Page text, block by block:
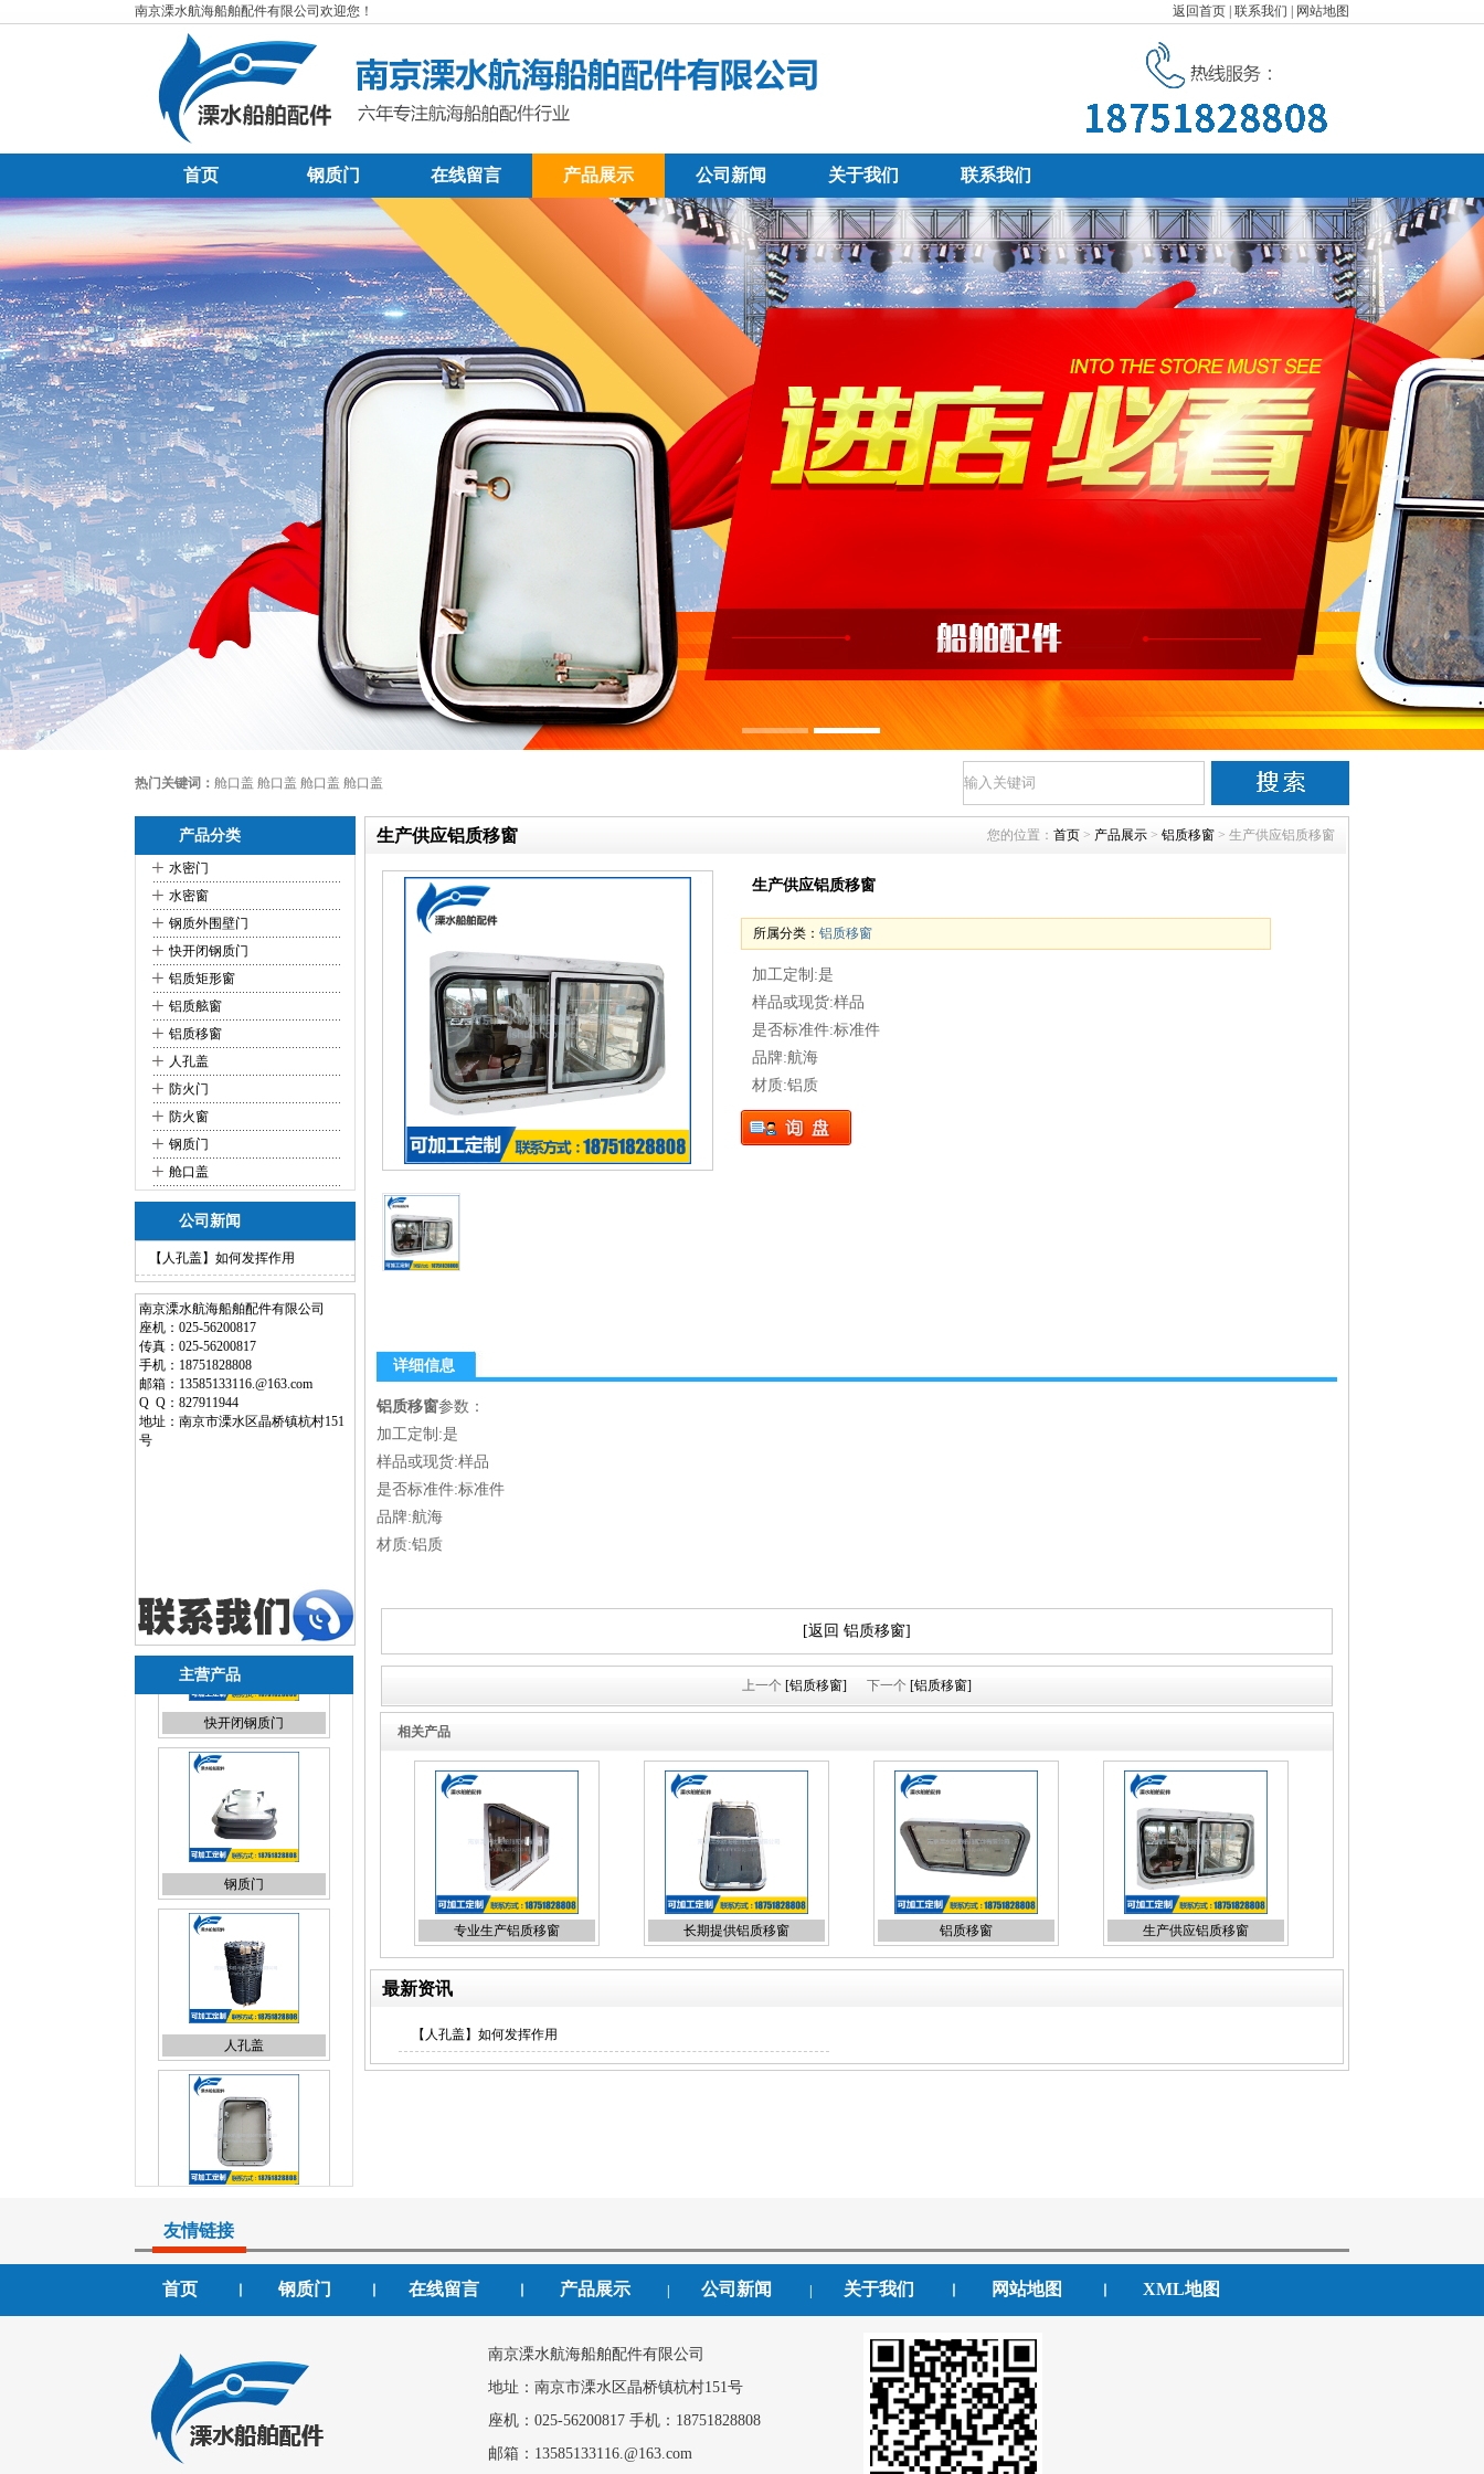
南京溧水航海船舶配件有限公司欢迎您！ 返回首页 联系我们 网站地图
首页 钢质门 在线留言 产品展示 公司新闻 关于我们 联系我们
热门关键词： 舱口盖 舱口盖 舱口盖 舱口盖
产品分类
+ 水密门
+ 水密窗
+ 钢质外围壁门
+ 快开闭钢质门
+ 铝质矩形窗
+ 铝质舷窗
+ 铝质移窗
+ 人孔盖
+ 防火门
+ 防火窗
+ 钢质门
+ 舱口盖
公司新闻
【人孔盖】如何发挥作用
南京溧水航海船舶配件有限公司
座机：025-56200817
传真：025-56200817
手机：18751828808
邮箱：13585133116.@163.com
Q Q：827911944
地址：南京市溧水区晶桥镇杭村151
号
主营产品
钢质门
人孔盖
铝质矩形窗
生产供应铝质移窗 您的位置： 首页 > 产品展示 > 铝质移窗 > 生产供应铝质移窗
生产供应铝质移窗
所属分类： 铝质移窗
加工定制:是
样品或现货:样品
是否标准件:标准件
品牌:航海
材质:铝质
详细信息
铝质移窗参数：
加工定制:是
样品或现货:样品
是否标准件:标准件
品牌:航海
材质:铝质
[返回 铝质移窗]
上一个 [铝质移窗] 下一个 [铝质移窗]
相关产品
专业生产铝质移窗 长期提供铝质移窗 铝质移窗 生产供应铝质移窗
最新资讯
【人孔盖】如何发挥作用
友情链接
首页 钢质门 在线留言 产品展示 公司新闻 关于我们 网站地图 XML地图
南京溧水航海船舶配件有限公司
地址：南京市溧水区晶桥镇杭村151号
座机：025-56200817 手机：18751828808
邮箱：13585133116.@163.com